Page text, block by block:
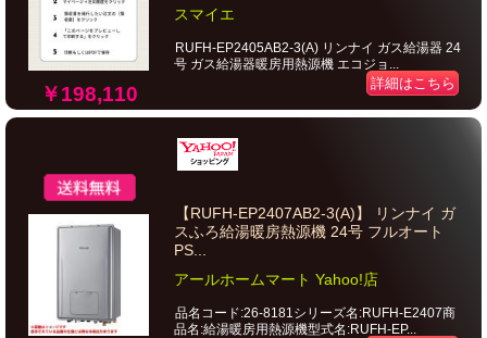
￥198,110
スマイエ
RUFH-EP2405AB2-3(A) リンナイ ガス給湯器 24
号 ガス給湯器暖房用熱源機 エコジョ...
詳細はこちら
【RUFH-EP2407AB2-3(A)】 リンナイ ガ
スふろ給湯暖房熱源機 24号 フルオート
PS...
アールホームマート Yahoo!店
品名コード:26-8181シリーズ名:RUFH-E2407商
品名:給湯暖房用熱源機型式名:RUFH-EP...